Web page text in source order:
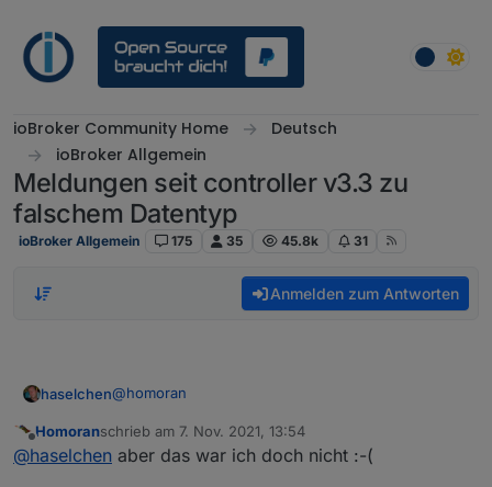
ioBroker Community Home
Deutsch
ioBroker Allgemein
Meldungen seit controller v3.3 zu
falschem Datentyp
ioBroker Allgemein 175 35 45.8k 31
Anmelden zum Antworten
haselchen@homoran
Antwort von@wrodauf deinen Link .....
Offline
Homoranschrieb am 7. Nov. 2021, 13:54
zuletzt editiert von
@haselchen aber das war ich doch nicht :-(